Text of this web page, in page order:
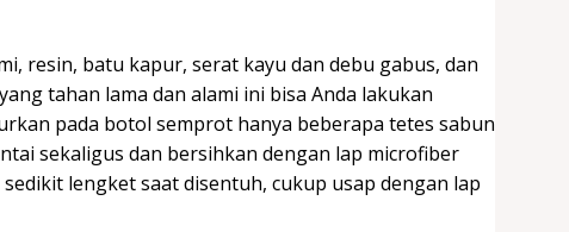
resin, batu kapur, serat kayu dan debu gabus, dan
tahan lama dan alami ini bisa Anda lakukan
pada botol semprot hanya beberapa tetes sabun
sekaligus dan bersihkan dengan lap microfiber
lengket saat disentuh, cukup usap dengan lap